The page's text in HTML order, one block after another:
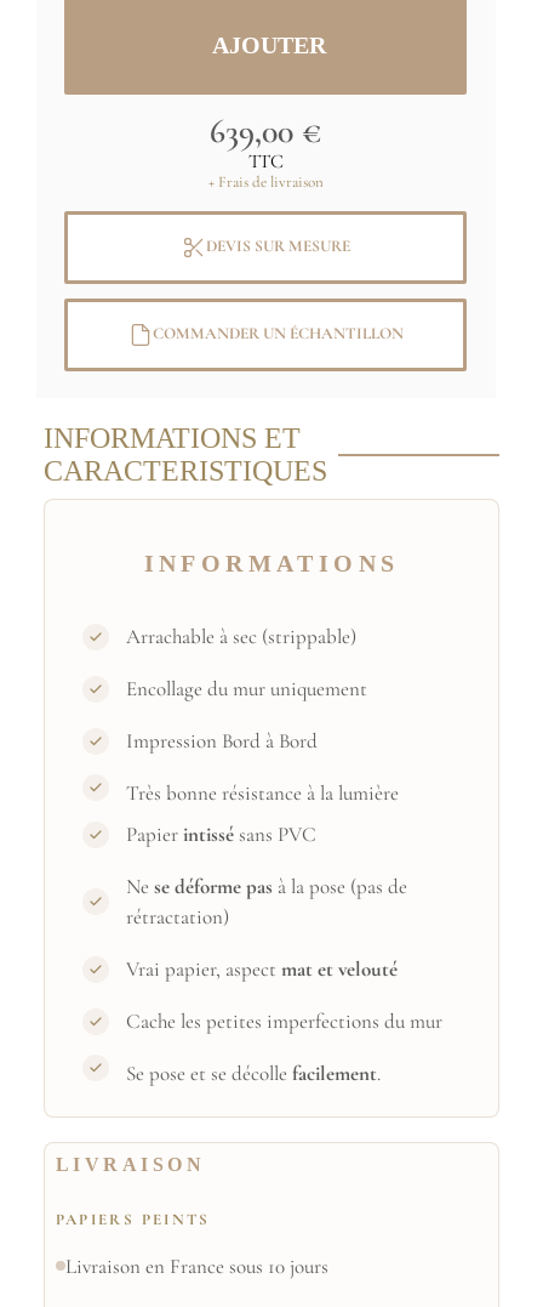
Tailles et couleurs spécifiques
Image originale: (C) RMN-Grand Palais
(musée d'Orsay)
639,00 €
TTC
+ Frais de livraison
DEVIS SUR MESURE
COMMANDER UN ÉCHANTILLON
INFORMATIONS ET
CARACTERISTIQUES
INFORMATIONS
Arrachable à sec (strippable)
Encollage du mur uniquement
Impression Bord à Bord
Très bonne résistance à la lumière
Papierintissésans PVC
Nese déforme pas à la pose (pas de
rétractation)
Vrai papier, aspectmat et velouté
Cache les petites imperfections du mur
Se pose et se décollefacilement.
LIVRAISON
PAPIERS PEINTS
Livraison en France sous 10 jours